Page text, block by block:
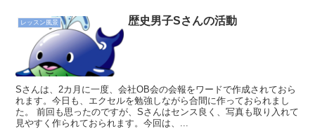
レッスン風景 歴史男子Sさんの活動
Sさんは、2カ月に一度、会社OB会の会報をワードで作成されておら
れます。今日も、エクセルを勉強しながら合間に作っておられまし
た。 前回も思ったのですが、Sさんはセンス良く、写真も取り入れて
見やすく作られておられます。今回は、...